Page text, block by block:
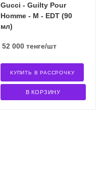
Gucci - Guilty Pour
Homme - M - EDT (90
мл)
52 000 тенге/шт
В КОРЗИНУ
КУПИТЬ В РАССРОЧКУ